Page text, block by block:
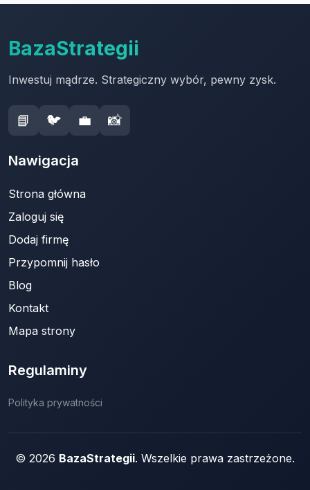
BazaStrategii
Inwestuj mądrze. Strategiczny wybór, pewny zysk.
📘 🐦 💼 📸
Nawigacja
Strona główna
Zaloguj się
Dodaj firmę
Przypomnij hasło
Blog
Kontakt
Mapa strony
Regulaminy
Polityka prywatności
© 2026 BazaStrategii. Wszelkie prawa zastrzeżone.